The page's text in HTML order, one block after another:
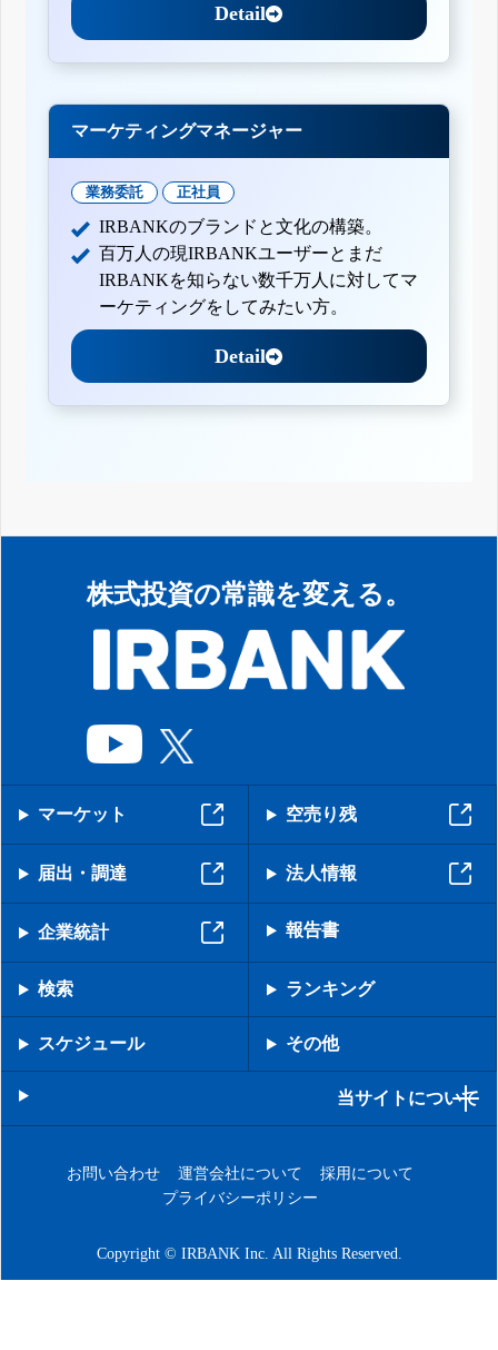
Detail
マーケティングマネージャー
業務委託 正社員
IRBANKのブランドと文化の構築。
百万人の現IRBANKユーザーとまだ
IRBANKを知らない数千万人に対してマ
ーケティングをしてみたい方。
Detail
株式投資の常識を変える。
マーケット 空売り残
届出・調達 法人情報
企業統計 報告書
検索 ランキング
スケジュール その他
当サイトについて
お問い合わせ 運営会社について
採用について
プライバシーポリシー
Copyright © IRBANK Inc. All Rights Reserved.